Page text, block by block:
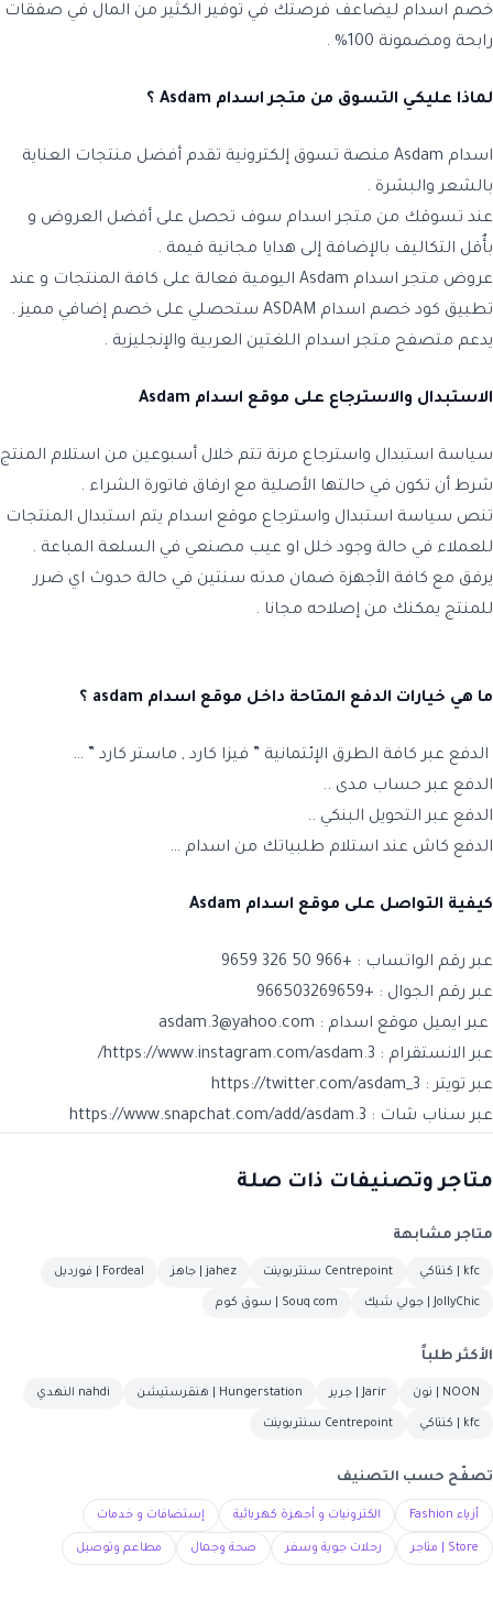
خصم اسدام ليضاعف فرصتك في توفير الكثير من المال في صفقات
رابحة ومضمونة 100% .
لماذا عليكي التسوق من متجر اسدام Asdam ؟
اسدام Asdam منصة تسوق إلكترونية تقدم أفضل منتجات العناية
بالشعر والبشرة .
عند تسوقك من متجر اسدام سوف تحصل على أفضل العروض و
بأٌقل التكاليف بالإضافة إلى هدايا مجانية قيمة .
عروض متجر اسدام Asdam اليومية فعالة على كافة المنتجات و عند
تطبيق كود خصم اسدام ASDAM ستحصلي على خصم إضافي مميز .
يدعم متصفح متجر اسدام اللغتين العربية والإنجليزية .
الاستبدال والاسترجاع على موقع اسدام Asdam
سياسة استبدال واسترجاع مرنة تتم خلال أسبوعين من استلام المنتج
شرط أن تكون في حالتها الأصلية مع ارفاق فاتورة الشراء .
تنص سياسة استبدال واسترجاع موقع اسدام يتم استبدال المنتجات
للعملاء في حالة وجود خلل او عيب مصنعي في السلعة المباعة .
يرفق مع كافة الأجهزة ضمان مدته سنتين في حالة حدوث اي ضرر
للمنتج يمكنك من إصلاحه مجانا .
ما هي خيارات الدفع المتاحة داخل موقع اسدام asdam ؟
الدفع عبر كافة الطرق الإئتمانية ” فيزا كارد , ماستر كارد ” …
الدفع عبر حساب مدى ..
الدفع عبر التحويل البنكي ..
الدفع كاش عند استلام طلبياتك من اسدام …
كيفية التواصل على موقع اسدام Asdam
عبر رقم الواتساب : +966 50 326 9659
عبر رقم الجوال : +966503269659
عبر ايميل موقع اسدام : asdam.3@yahoo.com
عبر الانستقرام : https://www.instagram.com/asdam.3/
عبر تويتر : https://twitter.com/asdam_3
عبر سناب شات : https://www.snapchat.com/add/asdam.3
متاجر وتصنيفات ذات صلة
متاجر مشابهة
kfc | كنتاكي Centrepoint سنتربوينت jahez | جاهز Fordeal | فورديل
JollyChic | جولي شيك Souq com | سوق كوم
الأكثر طلباً
NOON | نون Jarir | جرير Hungerstation | هنقرستيشن nahdi النهدي
kfc | كنتاكي Centrepoint سنتربوينت
تصفّح حسب التصنيف
أزياء Fashion الكترونيات و أجهزة كهربائية إستضافات و خدمات
Store | متاجر رحلات جوية وسفر صحة وجمال مطاعم وتوصيل